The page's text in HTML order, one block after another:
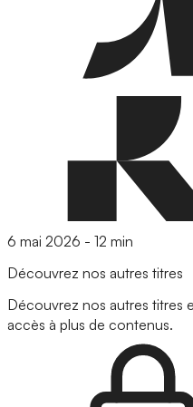
6 mai 2026 - 12 min
Découvrez nos autres titres
Découvrez nos autres titres
accès à plus de contenus.